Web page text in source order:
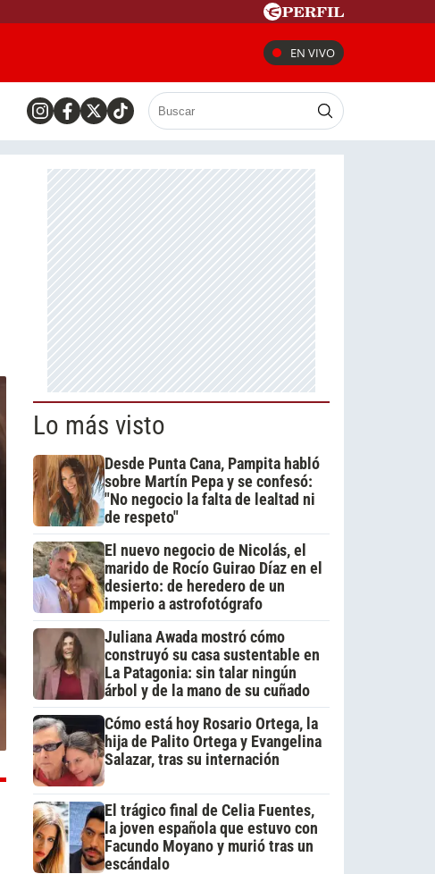
EN VIVO
Lo más visto
Desde Punta Cana, Pampita habló
sobre Martín Pepa y se confesó:
"No negocio la falta de lealtad ni
de respeto"
El nuevo negocio de Nicolás, el
marido de Rocío Guirao Díaz en el
desierto: de heredero de un
imperio a astrofotógrafo
Juliana Awada mostró cómo
construyó su casa sustentable en
La Patagonia: sin talar ningún
árbol y de la mano de su cuñado
Cómo está hoy Rosario Ortega, la
hija de Palito Ortega y Evangelina
Salazar, tras su internación
El trágico final de Celia Fuentes,
la joven española que estuvo con
Facundo Moyano y murió tras un
escándalo